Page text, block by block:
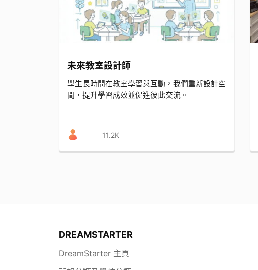
未來教室設計師
學生長時間在教室學習與互動，我們重新設計空
間，提升學習成效並促進彼此交流。
11.2K
DREAMSTARTER
DreamStarter 主頁